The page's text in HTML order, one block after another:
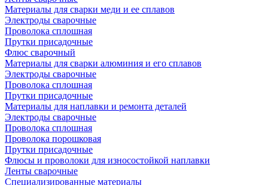
Материалы для сварки меди и ее сплавов
Электроды сварочные
Проволока сплошная
Прутки присадочные
Флюс сварочный
Материалы для сварки алюминия и его сплавов
Электроды сварочные
Проволока сплошная
Прутки присадочные
Материалы для наплавки и ремонта деталей
Электроды сварочные
Проволока сплошная
Проволока порошковая
Прутки присадочные
Флюсы и проволоки для износостойкой наплавки
Ленты сварочные
Специализированные материалы